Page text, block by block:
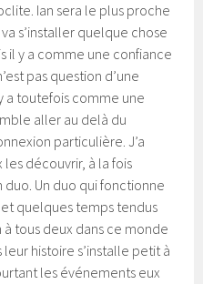
Ian sera le plus proche
s’installer quelque chose
il y a comme une confiance
pas question d’une
a toutefois comme une
aller au delà du
particulière. J’a
découvrir, à la fois
Un duo qui fonctionne
quelques temps tendus
tous deux dans ce monde
leur histoire s’installe petit à
les événements eux